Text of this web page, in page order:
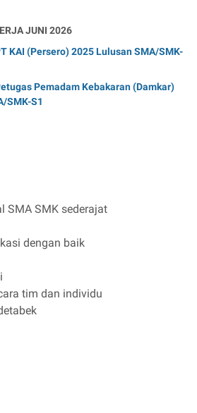
JUNI 2026
KAI (Persero) 2025 Lulusan SMA/SMK-
Pemadam Kebakaran (Damkar)
SMK-S1
SMA SMK sederajat
dengan baik
tim dan individu